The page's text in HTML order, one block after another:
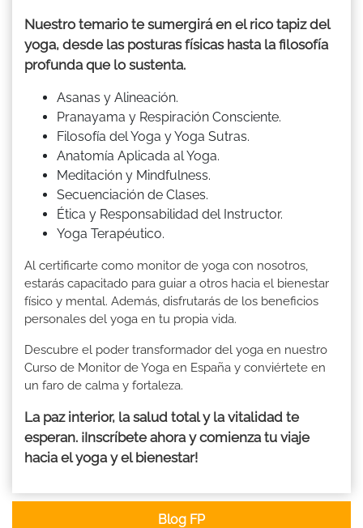
Nuestro temario te sumergirá en el rico tapiz del
yoga, desde las posturas físicas hasta la filosofía
profunda que lo sustenta.
Asanas y Alineación.
Pranayama y Respiración Consciente.
Filosofía del Yoga y Yoga Sutras.
Anatomía Aplicada al Yoga.
Meditación y Mindfulness.
Secuenciación de Clases.
Ética y Responsabilidad del Instructor.
Yoga Terapéutico.
Al certificarte como monitor de yoga con nosotros,
estarás capacitado para guiar a otros hacia el bienestar
físico y mental. Además, disfrutarás de los beneficios
personales del yoga en tu propia vida.
Descubre el poder transformador del yoga en nuestro
Curso de Monitor de Yoga en España y conviértete en
un faro de calma y fortaleza.
La paz interior, la salud total y la vitalidad te
esperan. ¡Inscríbete ahora y comienza tu viaje
hacia el yoga y el bienestar!
Blog FP